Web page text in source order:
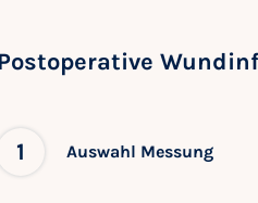
Postoperative
1 Auswahl Messung